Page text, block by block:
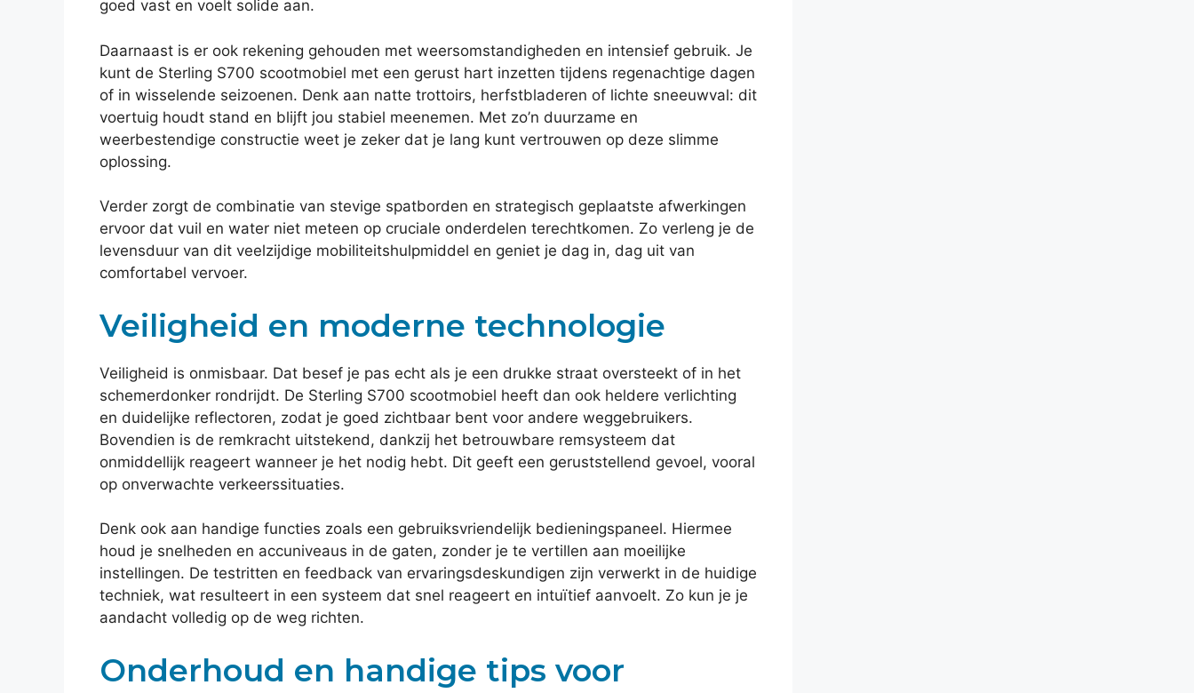
goed vast en voelt solide aan.
Daarnaast is er ook rekening gehouden met weersomstandigheden en intensief gebruik. Je
kunt de Sterling S700 scootmobiel met een gerust hart inzetten tijdens regenachtige dagen
of in wisselende seizoenen. Denk aan natte trottoirs, herfstbladeren of lichte sneeuwval: dit
voertuig houdt stand en blijft jou stabiel meenemen. Met zo’n duurzame en
weerbestendige constructie weet je zeker dat je lang kunt vertrouwen op deze slimme
oplossing.
Verder zorgt de combinatie van stevige spatborden en strategisch geplaatste afwerkingen
ervoor dat vuil en water niet meteen op cruciale onderdelen terechtkomen. Zo verleng je de
levensduur van dit veelzijdige mobiliteitshulpmiddel en geniet je dag in, dag uit van
comfortabel vervoer.
Veiligheid en moderne technologie
Veiligheid is onmisbaar. Dat besef je pas echt als je een drukke straat oversteekt of in het
schemerdonker rondrijdt. De Sterling S700 scootmobiel heeft dan ook heldere verlichting
en duidelijke reflectoren, zodat je goed zichtbaar bent voor andere weggebruikers.
Bovendien is de remkracht uitstekend, dankzij het betrouwbare remsysteem dat
onmiddellijk reageert wanneer je het nodig hebt. Dit geeft een geruststellend gevoel, vooral
op onverwachte verkeerssituaties.
Denk ook aan handige functies zoals een gebruiksvriendelijk bedieningspaneel. Hiermee
houd je snelheden en accuniveaus in de gaten, zonder je te vertillen aan moeilijke
instellingen. De testritten en feedback van ervaringsdeskundigen zijn verwerkt in de huidige
techniek, wat resulteert in een systeem dat snel reageert en intuïtief aanvoelt. Zo kun je je
aandacht volledig op de weg richten.
Onderhoud en handige tips voor